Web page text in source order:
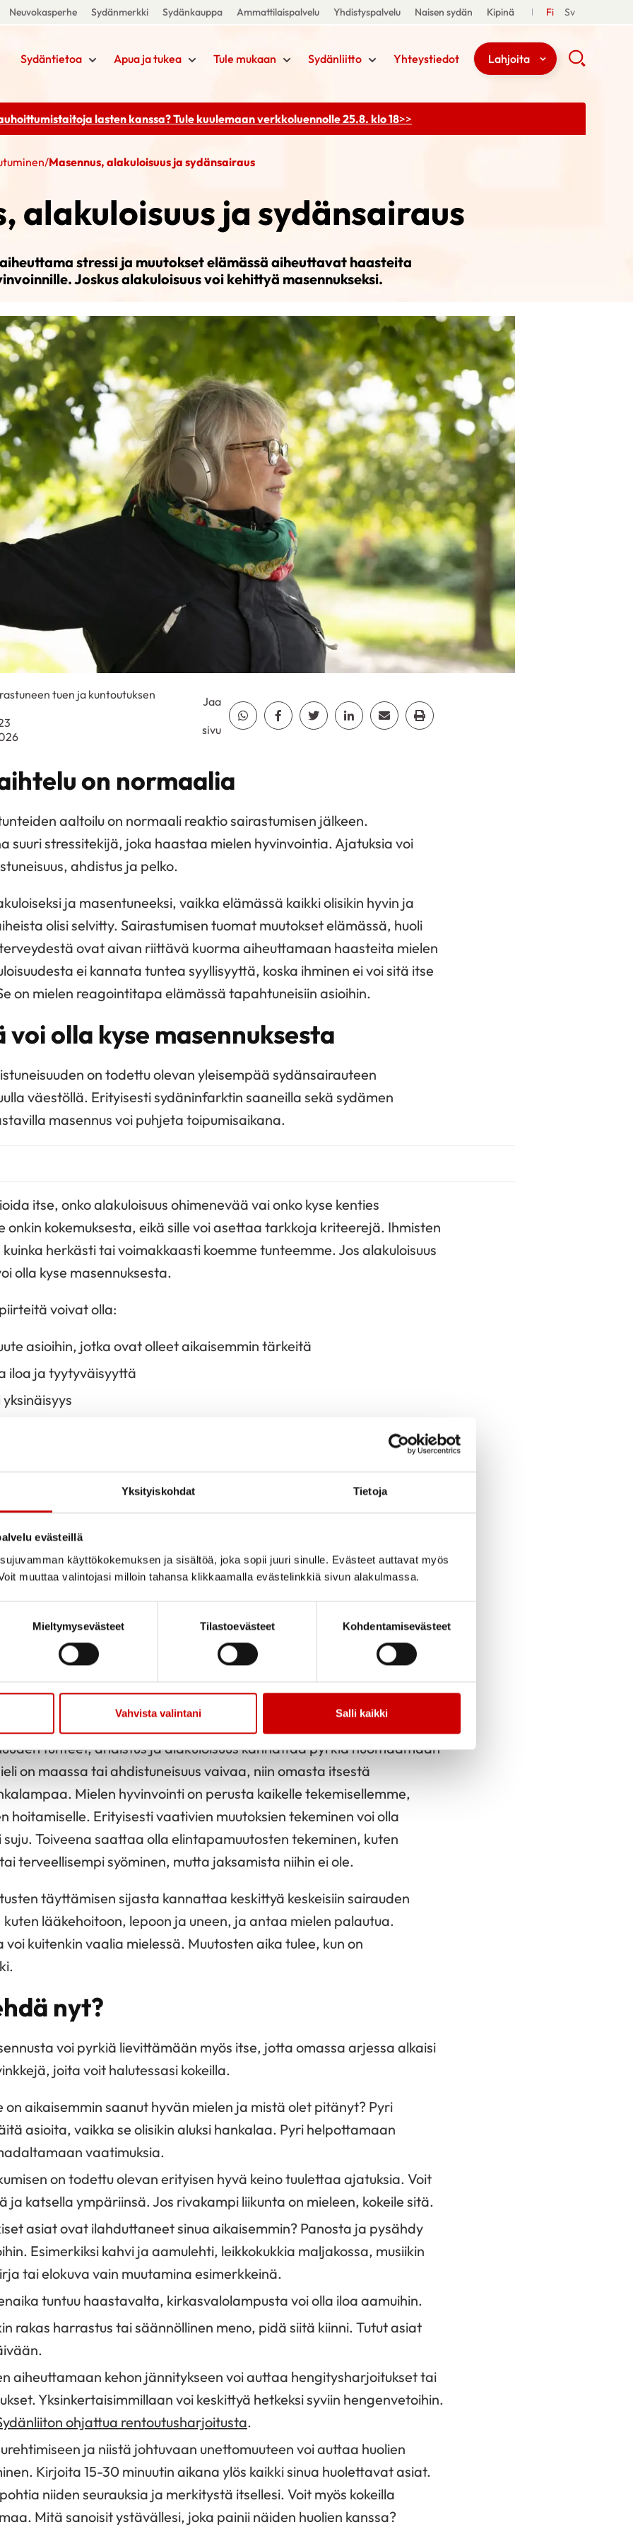
Yksityiskohdat Tietoja
evästeillä
käyttökokemuksen ja sisältöä, joka sopii juuri sinulle. Evästeet auttavat myös
muuttaa valintojasi milloin tahansa klikkaamalla evästelinkkiä sivun alakulmassa.
Mieltymysevästeet Tilastoevästeet Kohdentamisevästeet
Vahvista valintani Salli kaikki
Neuvokasperhe Sydänmerkki Sydänkauppa Ammattilaispalvelu Yhdistyspalvelu Naisen sydän Kipinä Fi Sv
Sydäntietoa Apua ja tukea Tule mukaan Sydänliitto Yhteystiedot Lahjoita
lasten kanssa? Tule kuulemaanverkkoluennolle 25.8. klo 18>>
/Masennus, alakuloisuus ja sydänsairaus
alakuloisuus ja sydänsairaus
stressi ja muutokset elämässä aiheuttavat haasteita
Joskus alakuloisuus voi kehittyä masennukseksi.
tuen ja kuntoutuksen
Jaa
sivu
Jaa Whatsapp
Jaa Facebook
Jaa TwitterJaa LinkedinJaa EmailJaa Print
on normaalia
aaltoilu on normaali reaktio sairastumisen jälkeen.
suuri stressitekijä, joka haastaa mielen hyvinvointia. Ajatuksia voi
ahdistus ja pelko.
ja masentuneeksi, vaikka elämässä kaikki olisikin hyvin ja
olisi selvitty. Sairastumisen tuomat muutokset elämässä, huoli
ovat aivan riittävä kuorma aiheuttamaan haasteita mielen
ei kannata tuntea syyllisyyttä, koska ihminen ei voi sitä itse
on mielen reagointitapa elämässä tapahtuneisiin asioihin.
voi olla kyse masennuksesta
on todettu olevan yleisempää sydänsairauteen
väestöllä. Erityisesti sydäninfarktin saaneilla sekä sydämen
masennus voi puhjeta toipumisaikana.
itse, onko alakuloisuus ohimenevää vai onko kyse kenties
onkin kokemuksesta, eikä sille voi asettaa tarkkoja kriteerejä. Ihmisten
herkästi tai voimakkaasti koemme tunteemme. Jos alakuloisuus
olla kyse masennuksesta.
voivat olla:
asioihin, jotka ovat olleet aikaisemmin tärkeitä
iloa ja tyytyväisyyttä
toiveikkaalta
Mielenterveystalon masennuskyselyn
masennuksen piirteitä ja alakuloisuus hallitsee päiviä, on tärkeää
terveydenhuollosta. Monelle voi olla hankala valita millä sanoilla
eivät ole tilanteessa tärkeitä. Yksinkertaisinta on kertoa, että
ja toivoo apua tilanteeseensa. Terveydenhuollolla on velvollisuus
hoitaa
tunteet, ahdistus ja alakuloisuus kannattaa pyrkiä huomaamaan
on maassa tai ahdistuneisuus vaivaa, niin omasta itsestä
Mielen hyvinvointi on perusta kaikelle tekemisellemme,
hoitamiselle. Erityisesti vaativien muutoksien tekeminen voi olla
Toiveena saattaa olla elintapamuutosten tekeminen, kuten
terveellisempi syöminen, mutta jaksamista niihin ei ole.
täyttämisen sijasta kannattaa keskittyä keskeisiin sairauden
kuten lääkehoitoon, lepoon ja uneen, ja antaa mielen palautua.
voi kuitenkin vaalia mielessä. Muutosten aika tulee, kun on
nyt?
voi pyrkiä lievittämään myös itse, jotta omassa arjessa alkaisi
joita voit halutessasi kokeilla.
on aikaisemmin saanut hyvän mielen ja mistä olet pitänyt? Pyri
asioita, vaikka se olisikin aluksi hankalaa. Pyri helpottamaan
vaatimuksia.
on todettu olevan erityisen hyvä keino tuulettaa ajatuksia. Voit
ja katsella ympäriinsä. Jos rivakampi liikunta on mieleen, kokeile sitä.
asiat ovat ilahduttaneet sinua aikaisemmin? Panosta ja pysähdy
Esimerkiksi kahvi ja aamulehti, leikkokukkia maljakossa, musiikin
tai elokuva vain muutamina esimerkkeinä.
tuntuu haastavalta, kirkasvalolampusta voi olla iloa aamuihin.
rakas harrastus tai säännöllinen meno, pidä siitä kiinni. Tutut asiat
aiheuttamaan kehon jännitykseen voi auttaa hengitysharjoitukset tai
Yksinkertaisimmillaan voi keskittyä hetkeksi syviin hengenvetoihin.
ohjattua rentoutusharjoitusta.
ja niistä johtuvaan unettomuuteen voi auttaa huolien
Kirjoita 15-30 minuutin aikana ylös kaikki sinua huolettavat asiat.
niiden seurauksia ja merkitystä itsellesi. Voit myös kokeilla
Mitä sanoisit ystävällesi, joka painii näiden huolien kanssa?